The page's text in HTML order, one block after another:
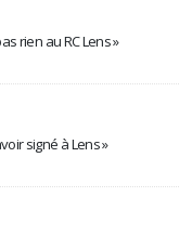
rien au RC Lens »
signé à Lens »